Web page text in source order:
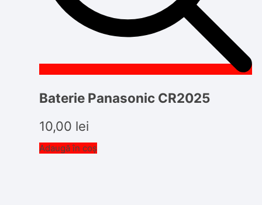
Baterie Panasonic CR2025
10,00 lei
Adaugă în coș